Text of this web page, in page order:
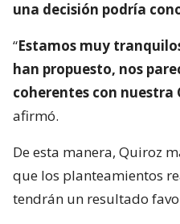
una decisión podría
“Estamos muy
han propuesto, nos
coherentes con nuestra
afirmó.
De esta manera, Quiroz
que los planteamientos
tendrán un resultado